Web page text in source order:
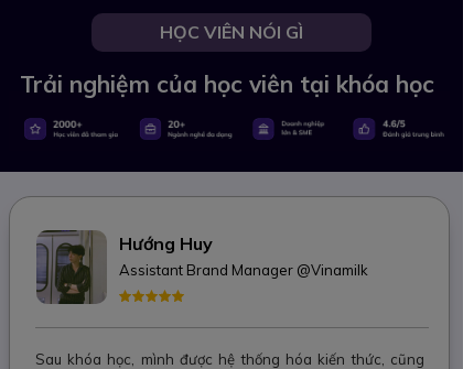
HỌC VIÊN NÓI GÌ
Sau khóa học, mình được hệ thống hóa kiến thức, cũng
Hướng Huy
Assistant Brand Manager @Vinamilk
Trải nghiệm của học viên tại khóa học